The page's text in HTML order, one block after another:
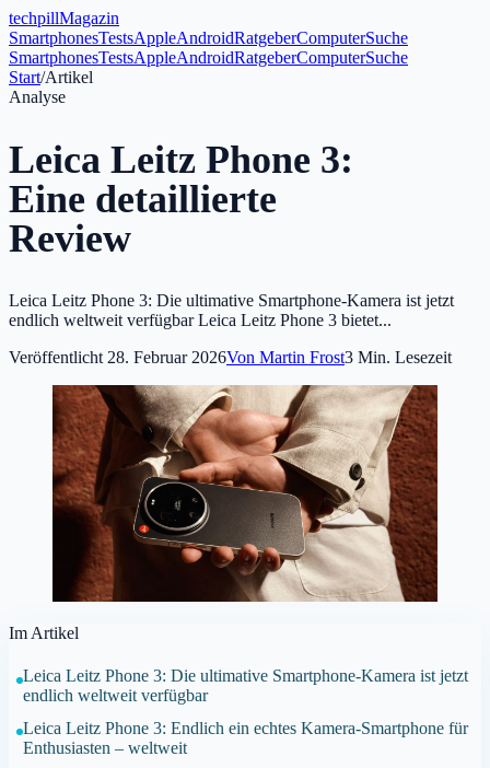
techpillMagazin
SmartphonesTestsAppleAndroidRatgeberComputerSuche
SmartphonesTestsAppleAndroidRatgeberComputerSuche
Start/Artikel
Analyse
Leica Leitz Phone 3:
Eine detaillierte
Review
Leica Leitz Phone 3: Die ultimative Smartphone-Kamera ist jetzt
endlich weltweit verfügbar Leica Leitz Phone 3 bietet...
Veröffentlicht 28. Februar 2026Von Martin Frost3 Min. Lesezeit
Im Artikel
Leica Leitz Phone 3: Die ultimative Smartphone-Kamera ist jetzt
endlich weltweit verfügbar
Leica Leitz Phone 3: Endlich ein echtes Kamera-Smartphone für
Enthusiasten – weltweit